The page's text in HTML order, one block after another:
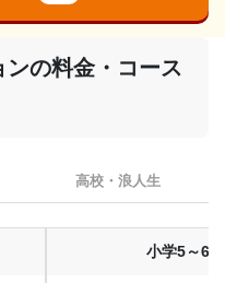
の料金・コース
高校・浪人生
小学5～6